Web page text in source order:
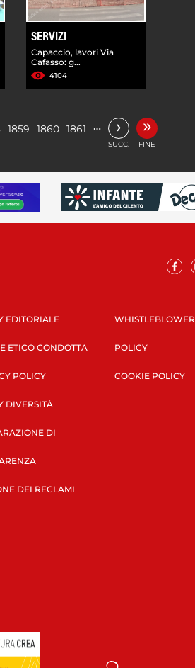
SERVIZI
Capaccio, lavori Via
Cafasso: g...
4104
1859 1860 1861 … ›
SUCC.
»
FINE
EDITORIALE
ETICO CONDOTTA
POLICY
DIVERSITÀ
DI
DEI RECLAMI
WHISTLEBLOWER
POLICY
COOKIE POLICY